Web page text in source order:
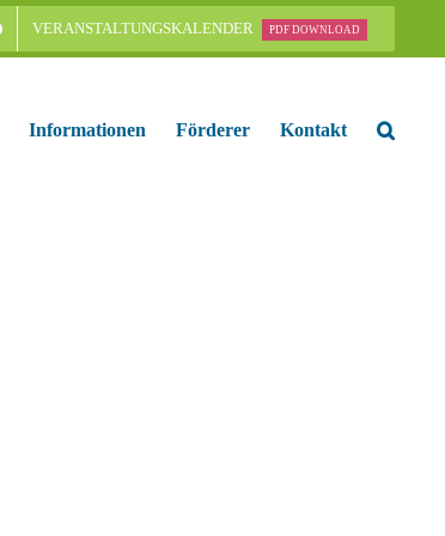
VERANSTALTUNGSKALENDER PDF DOWNLOAD
Informationen Förderer Kontakt